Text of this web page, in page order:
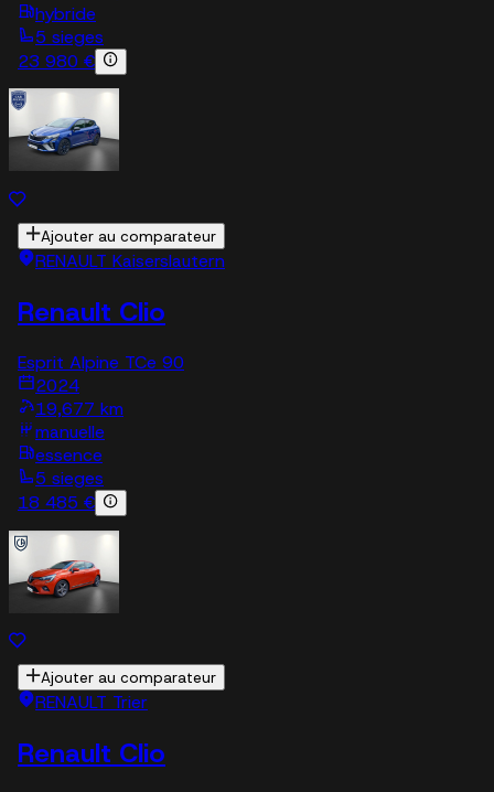
hybride
5 sieges
23 980 €
Ajouter au comparateur
RENAULT Kaiserslautern
Renault Clio
Esprit Alpine TCe 90
2024
19,677 km
manuelle
essence
5 sieges
18 485 €
Ajouter au comparateur
RENAULT Trier
Renault Clio